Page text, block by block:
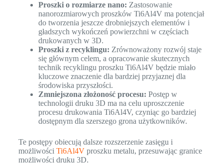
Proszki o rozmiarze nano: Zastosowanie
nanorozmiarowych proszków Ti6Al4V ma potencjał
do tworzenia jeszcze drobniejszych elementów i
gładszych wykończeń powierzchni w częściach
drukowanych w 3D.
Proszki z recyklingu: Zrównoważony rozwój staje
się głównym celem, a opracowanie skutecznych
technik recyklingu proszku Ti6Al4V będzie miało
kluczowe znaczenie dla bardziej przyjaznej dla
środowiska przyszłości.
Zmniejszona złożoność procesu: Postęp w
technologii druku 3D ma na celu uproszczenie
procesu drukowania Ti6Al4V, czyniąc go bardziej
dostępnym dla szerszego grona użytkowników.
Te postępy obiecują dalsze rozszerzenie zasięgu i
możliwości Ti6Al4Vproszku metalu, przesuwając granice
możliwości druku 3D.